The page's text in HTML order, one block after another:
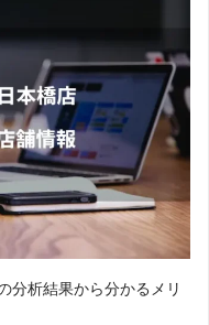
分析結果から分かるメリ